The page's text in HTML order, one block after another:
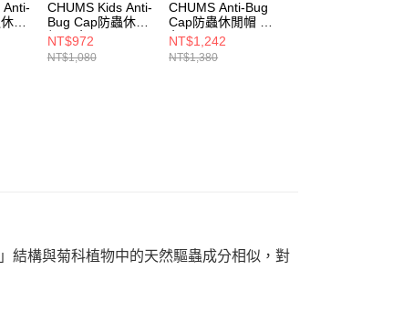
Anti-
閒
CHUMS Kids Anti-
Bug Cap防蟲休閒
帽 黑色
CH251084K001
NT$972
NT$1,080
CHUMS Anti-Bug
Cap防蟲休閒帽 黑
色
CH051461K001
NT$1,242
NT$1,380
結構與菊科植物中的天然驅蟲成分相似，對